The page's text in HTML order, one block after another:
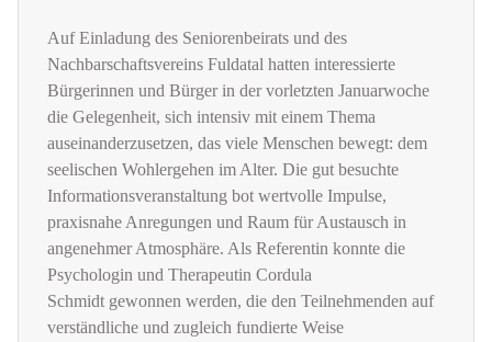
Auf Einladung des Seniorenbeirats und des
Nachbarschaftsvereins Fuldatal hatten interessierte
Bürgerinnen und Bürger in der vorletzten Januarwoche
die Gelegenheit, sich intensiv mit einem Thema
auseinanderzusetzen, das viele Menschen bewegt: dem
seelischen Wohlergehen im Alter. Die gut besuchte
Informationsveranstaltung bot wertvolle Impulse,
praxisnahe Anregungen und Raum für Austausch in
angenehmer Atmosphäre. Als Referentin konnte die
Psychologin und Therapeutin Cordula
Schmidt gewonnen werden, die den Teilnehmenden auf
verständliche und zugleich fundierte Weise